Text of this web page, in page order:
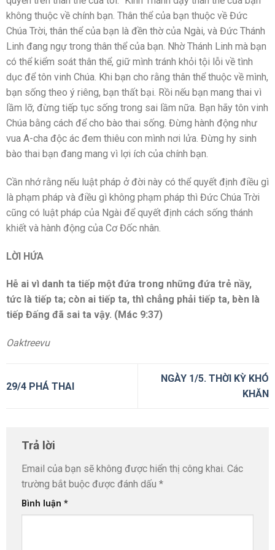
không thuộc về chính bạn. Thân thể của bạn thuộc về Đức
Chúa Trời, thân thể của bạn là đền thờ của Ngài, và Đức Thánh
Linh đang ngự trong thân thể của bạn. Nhờ Thánh Linh mà bạn
có thể kiểm soát thân thể, giữ mình tránh khỏi tội lỗi về tình
dục để tôn vinh Chúa. Khi bạn cho rằng thân thể thuộc về mình,
bạn sống theo ý riêng, bạn thất bại. Rồi nếu bạn mang thai vì
lầm lỡ, đừng tiếp tục sống trong sai lầm nữa. Bạn hãy tôn vinh
Chúa bằng cách để cho bào thai sống. Đừng hành động như
vua A-cha độc ác đem thiêu con mình nơi lửa. Đừng hy sinh
bào thai bạn đang mang vì lợi ích của chính bạn.
Cần nhớ rằng nếu luật pháp ở đời này có thể quyết định điều gì
là phạm pháp và điều gì không phạm pháp thì Đức Chúa Trời
cũng có luật pháp của Ngài để quyết định cách sống thánh
khiết và hành động của Cơ Đốc nhân.
LỜI HỨA
Hễ ai vì danh ta tiếp một đứa trong những đứa trẻ nầy,
tức là tiếp ta; còn ai tiếp ta, thì chẳng phải tiếp ta, bèn là
tiếp Đấng đã sai ta vậy. (Mác 9:37)
Oaktreevu
29/4 PHÁ THAI
NGÀY 1/5. THỜI KỲ KHÓ
KHĂN
Trả lời
Email của bạn sẽ không được hiển thị công khai. Các
trường bắt buộc được đánh dấu *
Bình luận *